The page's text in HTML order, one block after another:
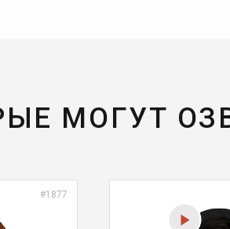
МОГУТ
#1877